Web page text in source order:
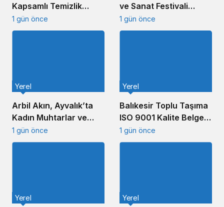
Kapsamlı Temizlik
Çalışması Başlatıldı
1 gün önce
ve Sanat Festivali
Başladı
1 gün önce
Arbil Akın, Ayvalık’ta
Kadın Muhtarlar ve
Muhtar Eşleriyle
Buluştu
Yerel
1 gün önce
Balıkesir Toplu Taşıma
ISO 9001 Kalite Belgesi
Aldı
Yerel
1 gün önce
Yerel Yerel